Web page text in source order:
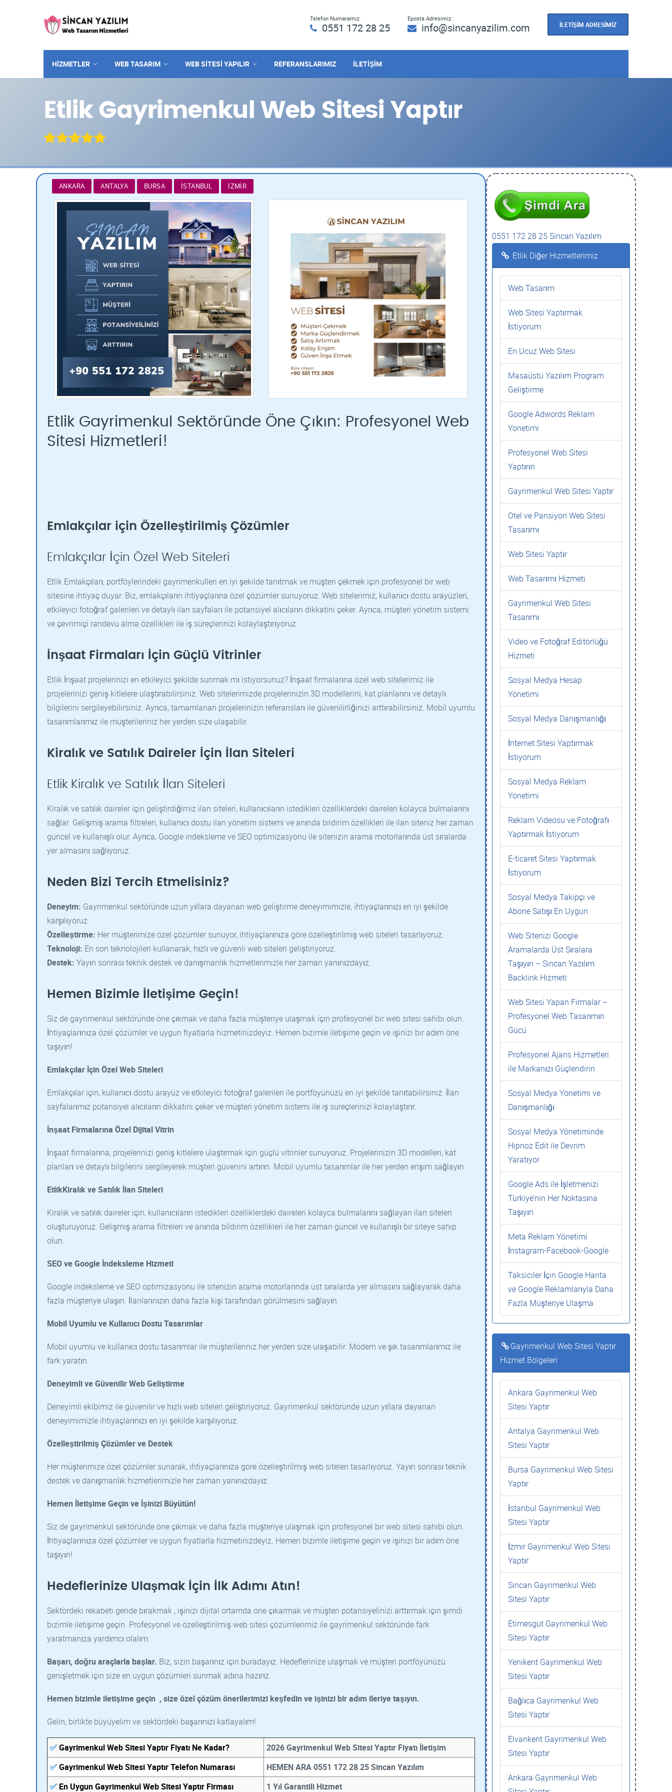
Telefon Numaramız:
0551 172 28 25
Eposta Adresimiz :
info@sincanyazilim.com İLETİŞİM ADRESİMİZ
HİZMETLER WEB TASARIM WEB SITESI YAPILIR REFERANSLARIMIZ İLETİŞİM
Etlik Gayrimenkul Web Sitesi Yaptır
ANKARA ANTALYA BURSA İSTANBUL İZMIR
Etlik Gayrimenkul Sektöründe Öne Çıkın: Profesyonel Web
Sitesi Hizmetleri!
Emlakçılar için Özelleştirilmiş Çözümler
Emlakçılar İçin Özel Web Siteleri
Etlik Emlakçıları, portföylerindeki gayrimenkulleri en iyi şekilde tanıtmak ve müşteri çekmek için profesyonel bir web
sitesine ihtiyaç duyar. Biz, emlakçıların ihtiyaçlarına özel çözümler sunuyoruz. Web sitelerimiz, kullanıcı dostu arayüzleri,
etkileyici fotoğraf galerileri ve detaylı ilan sayfaları ile potansiyel alıcıların dikkatini çeker. Ayrıca, müşteri yönetim sistemi
ve çevrimiçi randevu alma özellikleri ile iş süreçlerinizi kolaylaştırıyoruz.
İnşaat Firmaları İçin Güçlü Vitrinler
Etlik İnşaat projelerinizi en etkileyici şekilde sunmak mı istiyorsunuz? İnşaat firmalarına özel web sitelerimiz ile
projelerinizi geniş kitlelere ulaştırabilirsiniz. Web sitelerimizde projelerinizin 3D modellerini, kat planlarını ve detaylı
bilgilerini sergileyebilirsiniz. Ayrıca, tamamlanan projelerinizin referansları ile güvenilirliğinizi arttırabilirsiniz. Mobil uyumlu
tasarımlarımız ile müşterileriniz her yerden size ulaşabilir.
Kiralık ve Satılık Daireler İçin İlan Siteleri
Etlik Kiralık ve Satılık İlan Siteleri
Kiralık ve satılık daireler için geliştirdiğimiz ilan siteleri, kullanıcıların istedikleri özelliklerdeki daireleri kolayca bulmalarını
sağlar. Gelişmiş arama filtreleri, kullanıcı dostu ilan yönetim sistemi ve anında bildirim özellikleri ile ilan siteniz her zaman
güncel ve kullanışlı olur. Ayrıca, Google indeksleme ve SEO optimizasyonu ile sitenizin arama motorlarında üst sıralarda
yer almasını sağlıyoruz.
Neden Bizi Tercih Etmelisiniz?
Deneyim: Gayrimenkul sektöründe uzun yıllara dayanan web geliştirme deneyimimizle, ihtiyaçlarınızı en iyi şekilde
karşılıyoruz.
Özelleştirme: Her müşterimize özel çözümler sunuyor, ihtiyaçlarınıza göre özelleştirilmiş web siteleri tasarlıyoruz.
Teknoloji: En son teknolojileri kullanarak, hızlı ve güvenli web siteleri geliştiriyoruz.
Destek: Yayın sonrası teknik destek ve danışmanlık hizmetlerimizle her zaman yanınızdayız.
Hemen Bizimle İletişime Geçin!
Siz de gayrimenkul sektöründe öne çıkmak ve daha fazla müşteriye ulaşmak için profesyonel bir web sitesi sahibi olun.
İhtiyaçlarınıza özel çözümler ve uygun fiyatlarla hizmetinizdeyiz. Hemen bizimle iletişime geçin ve işinizi bir adım öne
taşıyın!
Emlakçılar İçin Özel Web Siteleri
Emlakçılar için, kullanıcı dostu arayüz ve etkileyici fotoğraf galerileri ile portföyünüzü en iyi şekilde tanıtabilirsiniz. İlan
sayfalarımız potansiyel alıcıların dikkatini çeker ve müşteri yönetim sistemi ile iş süreçlerinizi kolaylaştırır.
İnşaat Firmalarına Özel Dijital Vitrin
İnşaat firmalarına, projelerinizi geniş kitlelere ulaştırmak için güçlü vitrinler sunuyoruz. Projelerinizin 3D modelleri, kat
planları ve detaylı bilgilerini sergileyerek müşteri güvenini artırın. Mobil uyumlu tasarımlar ile her yerden erişim sağlayın.
EtlikKiralık ve Satılık İlan Siteleri
Kiralık ve satılık daireler için, kullanıcıların istedikleri özelliklerdeki daireleri kolayca bulmalarını sağlayan ilan siteleri
oluşturuyoruz. Gelişmiş arama filtreleri ve anında bildirim özellikleri ile her zaman güncel ve kullanışlı bir siteye sahip
olun.
SEO ve Google İndeksleme Hizmeti
Google indeksleme ve SEO optimizasyonu ile sitenizin arama motorlarında üst sıralarda yer almasını sağlayarak daha
fazla müşteriye ulaşın. İlanlarınızın daha fazla kişi tarafından görülmesini sağlayın.
Mobil Uyumlu ve Kullanıcı Dostu Tasarımlar
Mobil uyumlu ve kullanıcı dostu tasarımlar ile müşterileriniz her yerden size ulaşabilir. Modern ve şık tasarımlarımız ile
fark yaratın.
Deneyimli ve Güvenilir Web Geliştirme
Deneyimli ekibimiz ile güvenilir ve hızlı web siteleri geliştiriyoruz. Gayrimenkul sektöründe uzun yıllara dayanan
deneyimimizle ihtiyaçlarınızı en iyi şekilde karşılıyoruz.
Özelleştirilmiş Çözümler ve Destek
Her müşterimize özel çözümler sunarak, ihtiyaçlarınıza göre özelleştirilmiş web siteleri tasarlıyoruz. Yayın sonrası teknik
destek ve danışmanlık hizmetlerimizle her zaman yanınızdayız.
Hemen İletişime Geçin ve İşinizi Büyütün!
Siz de gayrimenkul sektöründe öne çıkmak ve daha fazla müşteriye ulaşmak için profesyonel bir web sitesi sahibi olun.
İhtiyaçlarınıza özel çözümler ve uygun fiyatlarla hizmetinizdeyiz. Hemen bizimle iletişime geçin ve işinizi bir adım öne
taşıyın!
Hedeflerinize Ulaşmak İçin İlk Adımı Atın!
Sektördeki rekabeti geride bırakmak , işinizi dijital ortamda öne çıkarmak ve müşteri potansiyelinizi arttırmak için şimdi
bizimle iletişime geçin. Profesyonel ve özelleştirilmiş web sitesi çözümlerimiz ile gayrimenkul sektöründe fark
yaratmanıza yardımcı olalım.
Başarı, doğru araçlarla başlar. Biz, sizin başarınız için buradayız. Hedeflerinize ulaşmak ve müşteri portföyünüzü
genişletmek için size en uygun çözümleri sunmak adına hazırız.
Hemen bizimle iletişime geçin , size özel çözüm önerilerimizi keşfedin ve işinizi bir adım ileriye taşıyın.
Gelin, birlikte büyüyelim ve sektördeki başarınızı katlayalım!
✅Gayrimenkul Web Sitesi Yaptır Fiyatı Ne Kadar?
2026 Gayrimenkul Web Sitesi Yaptır Fiyatı İletişim
✅Gayrimenkul Web Sitesi Yaptır Telefon Numarası
HEMEN ARA 0551 172 28 25 Sincan Yazılım
✅ En Uygun Gayrimenkul Web Sitesi Yaptır Firması 1 Yıl Garantili Hizmet
0551 172 28 25 Sincan Yazılım
Etlik Diğer Hizmetlerimiz
Web Tasarım
Web Sitesi Yaptırmak
İstiyorum
En Ucuz Web Sitesi
Masaüstü Yazılım Program
Geliştirme
Google Adwords Reklam
Yönetimi
Profesyonel Web Sitesi
Yaptırın
Gayrimenkul Web Sitesi Yaptır
Otel ve Pansiyon Web Sitesi
Tasarımı
Web Sitesi Yaptır
Web Tasarımı Hizmeti
Gayrimenkul Web Sitesi
Tasarımı
Video ve Fotoğraf Editörlüğü
Hizmeti
Sosyal Medya Hesap
Yönetimi
Sosyal Medya Danışmanlığı
İnternet Sitesi Yaptırmak
İstiyorum
Sosyal Medya Reklam
Yönetimi
Reklam Videosu ve Fotoğrafı
Yaptırmak İstiyorum
E-ticaret Sitesi Yaptırmak
İstiyorum
Sosyal Medya Takipçi ve
Abone Satışı En Uygun
Web Sitenizi Google
Aramalarda Üst Sıralara
Taşıyın – Sincan Yazılım
Backlink Hizmeti
Web Sitesi Yapan Firmalar –
Profesyonel Web Tasarımın
Gücü
Profesyonel Ajans Hizmetleri
ile Markanızı Güçlendirin
Sosyal Medya Yönetimi ve
Danışmanlığı
Sosyal Medya Yönetiminde
Hipnoz Edit ile Devrim
Yaratıyor
Google Ads ile İşletmenizi
Türkiye’nin Her Noktasına
Taşıyın
Meta Reklam Yönetimi
İnstagram-Facebook-Google
Taksiciler İçin Google Harita
ve Google Reklamlarıyla Daha
Fazla Müşteriye Ulaşma
Gayrimenkul Web Sitesi Yaptır
Hizmet Bölgeleri
Ankara Gayrimenkul Web
Sitesi Yaptır
Antalya Gayrimenkul Web
Sitesi Yaptır
Bursa Gayrimenkul Web Sitesi
Yaptır
İstanbul Gayrimenkul Web
Sitesi Yaptır
İzmir Gayrimenkul Web Sitesi
Yaptır
Sincan Gayrimenkul Web
Sitesi Yaptır
Etimesgut Gayrimenkul Web
Sitesi Yaptır
Yenikent Gayrimenkul Web
Sitesi Yaptır
Bağlıca Gayrimenkul Web
Sitesi Yaptır
Elvankent Gayrimenkul Web
Sitesi Yaptır
Ankara Gayrimenkul Web